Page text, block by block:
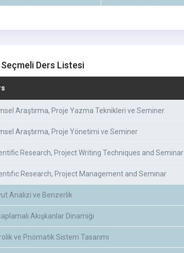
Ders Listesi
Araştırma, Proje Yazma Teknikleri ve Seminer
Araştırma, Proje Yönetimi ve Seminer
Research, Project Writing Techniques and Seminar
Research, Project Management and Semınar
Analizi ve Benzerlik
Akışkanlar Dinamiği
ve Pnömatik Sistem Tasarımı